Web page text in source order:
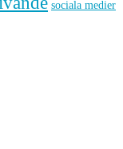
sociala medier